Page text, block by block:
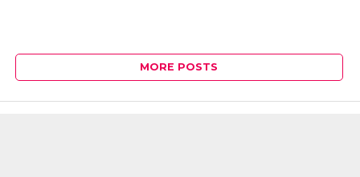
MORE POSTS